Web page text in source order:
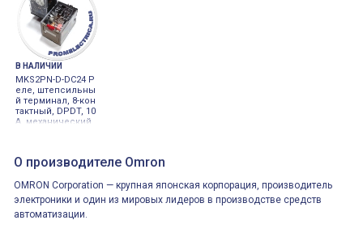
В НАЛИЧИИ
MKS2PN-D-DC24 Р
еле, штепсильны
й терминал, 8-кон
тактный, DPDT, 10
A, механический
О производителе Omron
OMRON Corporation — крупная японская корпорация, производитель
электроники и один из мировых лидеров в производстве средств
автоматизации.